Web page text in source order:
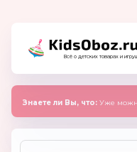
Всё о детских товарах и
Знаете ли Вы, что: Уже можно